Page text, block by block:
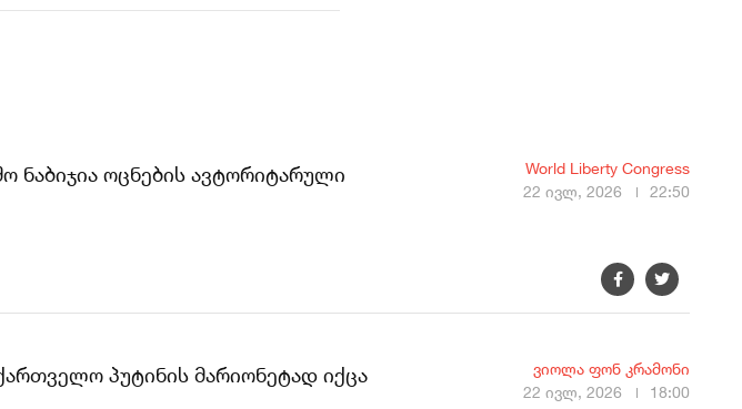
ნაბიჯია ოცნების ავტორიტარული
World Liberty Congress
22 ივლ, 2026
22:50
პუტინის მარიონეტად იქცა
ვიოლა ფონ კრამონი
22 ივლ, 2026
18:00